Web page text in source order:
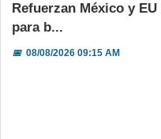
Refuerzan México y
para b...
📅08/08/2026 09:15 AM